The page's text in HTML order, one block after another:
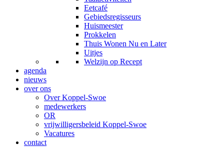
Eetcafé
Gebiedsregisseurs
Huismeester
Prokkelen
Thuis Wonen Nu en Later
Uitjes
Welzijn op Recept
agenda
nieuws
over ons
Over Koppel-Swoe
medewerkers
OR
vrijwilligersbeleid Koppel-Swoe
Vacatures
contact